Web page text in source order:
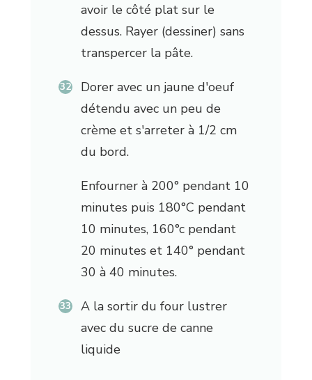
avoir le côté plat sur le
dessus. Rayer (dessiner) sans
transpercer la pâte.
Dorer avec un jaune d'oeuf
détendu avec un peu de
crème et s'arreter à 1/2 cm
du bord.
Enfourner à 200° pendant 10
minutes puis 180°C pendant
10 minutes, 160°c pendant
20 minutes et 140° pendant
30 à 40 minutes.
A la sortir du four lustrer
avec du sucre de canne
liquide